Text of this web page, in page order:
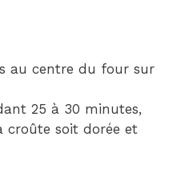
au centre du four sur
25 à 30 minutes,
croûte soit dorée et